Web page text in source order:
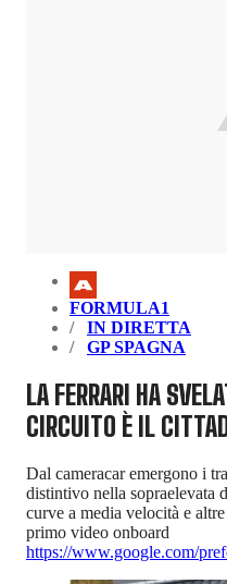
FORMULA1
IN DIRETTA
GP SPAGNA
LA FERRARI HA
CIRCUITO È IL
Dal cameracar emergono i
distintivo nella sopraelevata
curve a media velocità e
primo video onboard
https://www.google.com/